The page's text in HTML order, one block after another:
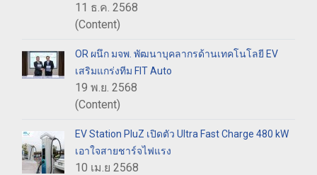
11 ธ.ค. 2568
(Content)
OR ผนึก มจพ. พัฒนาบุคลากรด้านเทคโนโลยี EV
เสริมแกร่งทีม FIT Auto
19 พ.ย. 2568
(Content)
EV Station PluZ เปิดตัว Ultra Fast Charge 480 kW
เอาใจสายชาร์จไฟแรง
10 เม.ย 2568